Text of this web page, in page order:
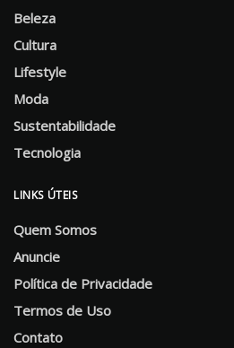
Beleza
Cultura
Lifestyle
Moda
Sustentabilidade
Tecnologia
LINKS ÚTEIS
Quem Somos
Anuncie
Política de Privacidade
Termos de Uso
Contato